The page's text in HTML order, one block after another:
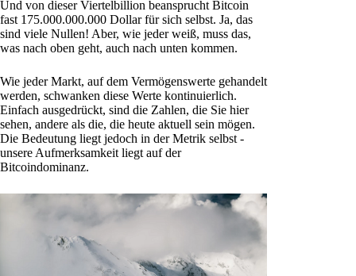
Und von dieser Viertelbillion beansprucht Bitcoin
fast 175.000.000.000 Dollar für sich selbst. Ja, das
sind viele Nullen! Aber, wie jeder weiß, muss das,
was nach oben geht, auch nach unten kommen.
Wie jeder Markt, auf dem Vermögenswerte gehandelt
werden, schwanken diese Werte kontinuierlich.
Einfach ausgedrückt, sind die Zahlen, die Sie hier
sehen, andere als die, die heute aktuell sein mögen.
Die Bedeutung liegt jedoch in der Metrik selbst -
unsere Aufmerksamkeit liegt auf der
Bitcoindominanz.